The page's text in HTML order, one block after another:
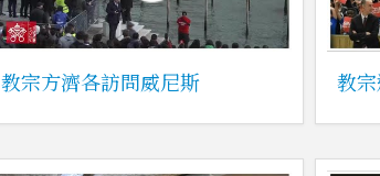
教宗方濟各訪問威尼斯 教